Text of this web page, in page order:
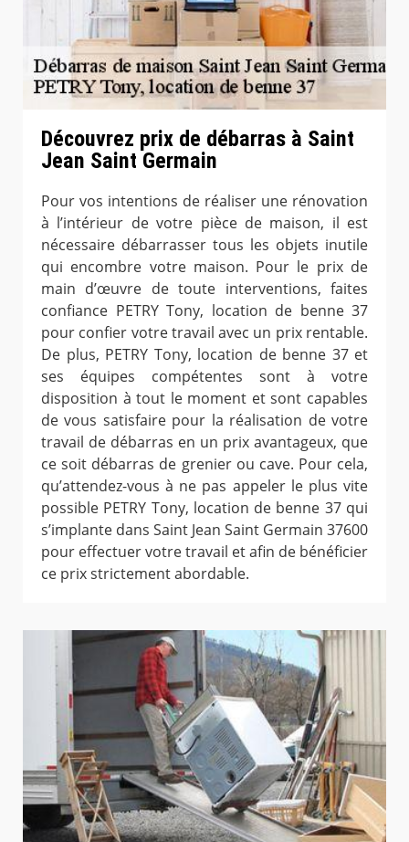
Découvrez prix de débarras à Saint
Jean Saint Germain
Pour vos intentions de réaliser une rénovation
à l’intérieur de votre pièce de maison, il est
nécessaire débarrasser tous les objets inutile
qui encombre votre maison. Pour le prix de
main d’œuvre de toute interventions, faites
confiance PETRY Tony, location de benne 37
pour confier votre travail avec un prix rentable.
De plus, PETRY Tony, location de benne 37 et
ses équipes compétentes sont à votre
disposition à tout le moment et sont capables
de vous satisfaire pour la réalisation de votre
travail de débarras en un prix avantageux, que
ce soit débarras de grenier ou cave. Pour cela,
qu’attendez-vous à ne pas appeler le plus vite
possible PETRY Tony, location de benne 37 qui
s’implante dans Saint Jean Saint Germain 37600
pour effectuer votre travail et afin de bénéficier
ce prix strictement abordable.